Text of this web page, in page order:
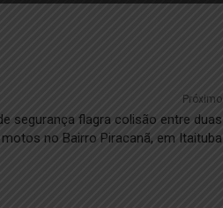
Próximo
segurança flagra colisão entre duas
motos no Bairro Piracanã, em Itaituba